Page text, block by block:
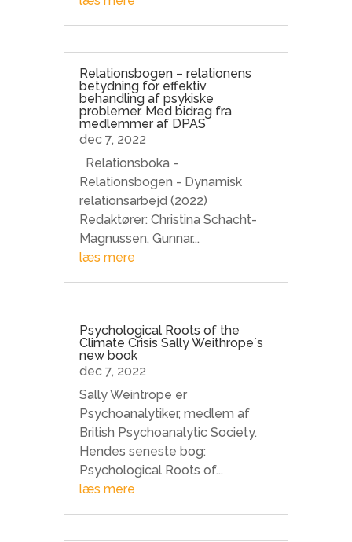
Relationsbogen – relationens
betydning for effektiv
behandling af psykiske
problemer. Med bidrag fra
medlemmer af DPAS
dec 7, 2022
Relationsboka -
Relationsbogen - Dynamisk
relationsarbejd (2022)
Redaktører: Christina Schacht-
Magnussen, Gunnar...
læs mere
Psychological Roots of the
Climate Crisis Sally Weithrope´s
new book
dec 7, 2022
Sally Weintrope er
Psychoanalytiker, medlem af
British Psychoanalytic Society.
Hendes seneste bog:
Psychological Roots of...
læs mere